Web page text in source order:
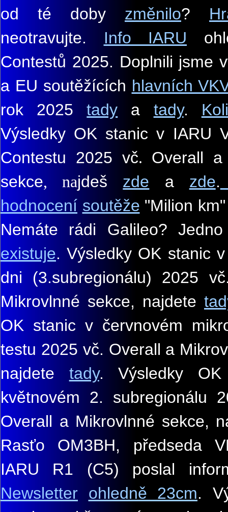
od té doby změnilo?
neotravujte. Info IARU
Contestů 2025. Doplnili jsme
a EU soutěžících hlavních
rok 2025tady a tady.
Výsledky OK stanic v IARU
Contestu 2025 vč. Overall a
sekce, najdeš zde a zde.
hodnocení soutěže "Milion
Nemáte rádi Galileo?
existuje. Výsledky OK stanic
dni (3.subregionálu) 2025
Mikrovlnné sekce, najdete
OK stanic v červnovém
testu 2025 vč. Overall a
najdete tady.
Výsledky
květnovém 2. subregionálu
Overall a Mikrovlnné sekce,
Rasťo OM3BH, předseda
IARU R1 (C5) poslal
Newsletter
ohledně 23cm.